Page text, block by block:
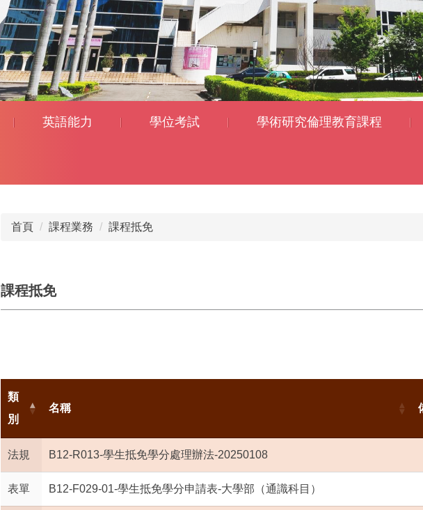
英語能力 學位考試 學術研究倫理教育課程
首頁 課程業務 課程抵免
課程抵免
類
別
名稱
法規 B12-R013-學生抵免學分處理辦法-20250108
表單 B12-F029-01-學生抵免學分申請表-大學部（通識科目）